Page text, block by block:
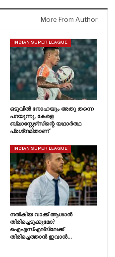
More From Author
INDIAN SUPER LEAGUE
ഒടുവിൽ നോഹയും അതു തന്നെ
പറയുന്നു, കേരള
ബ്ലാസ്റ്റേഴ്‌സിന്റെ യഥാർത്ഥ
പ്രശ്‌നമിതാണ്
INDIAN SUPER LEAGUE
നൽകിയ വാക്ക് ആശാൻ
തിരിച്ചെടുക്കുമോ?
ഐഎസ്എല്ലിലേക്ക്
തിരിച്ചെത്താൻ ഇവാൻ…